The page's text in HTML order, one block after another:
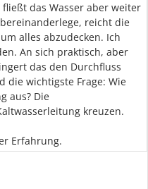
das Wasser aber weiter
reicht die
alles abzudecken. Ich
An sich praktisch, aber
das den Durchfluss
die wichtigste Frage: Wie
aus? Die
kreuzen.
Erfahrung.